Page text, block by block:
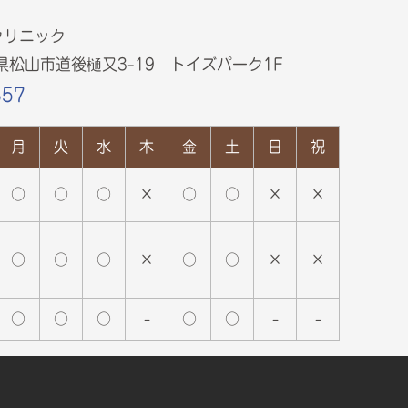
ニック
松山市道後樋又3-19 トイズパーク1F
月 火 水 木 金 土 日 祝
○ ○ ○ × ○ ○ × ×
○ ○ ○ × ○ ○ × ×
○ ○ ○ - ○ ○ - -